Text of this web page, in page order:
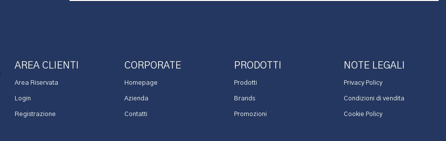
AREA CLIENTI
Area Riservata
Login
Registrazione
CORPORATE
Homepage
Azienda
Contatti
PRODOTTI
Prodotti
Brands
Promozioni
NOTE LEGALI
Privacy Policy
Condizioni di vendita
Cookie Policy